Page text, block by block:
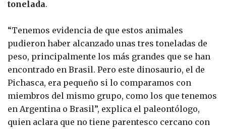
tonelada.
“Tenemos evidencia de que estos animales
pudieron haber alcanzado unas tres toneladas de
peso, principalmente los más grandes que se han
encontrado en Brasil. Pero este dinosaurio, el de
Pichasca, era pequeño si lo comparamos con
miembros del mismo grupo, como los que tenemos
en Argentina o Brasil”, explica el paleontólogo,
quien aclara que no tiene parentesco cercano con